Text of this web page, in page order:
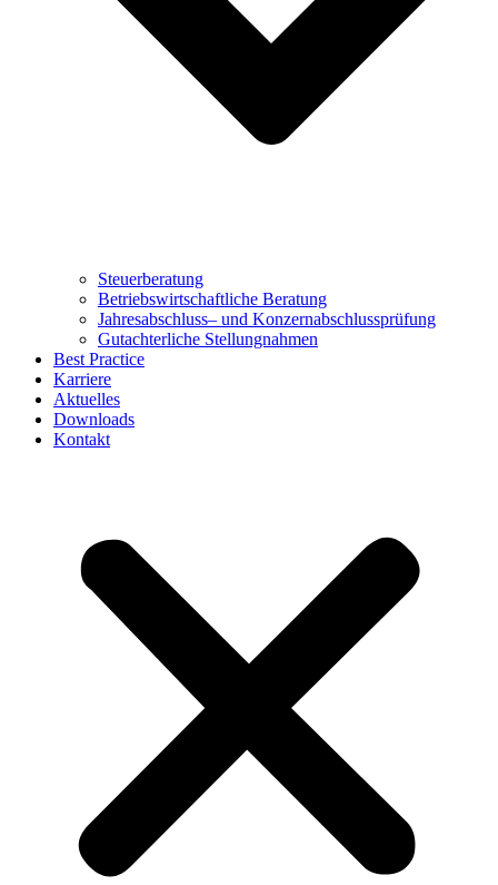
Steuerberatung
Betriebswirtschaftliche Beratung
Jahresabschluss– und Konzernabschlussprüfung
Gutachterliche Stellungnahmen
Best Practice
Karriere
Aktuelles
Downloads
Kontakt